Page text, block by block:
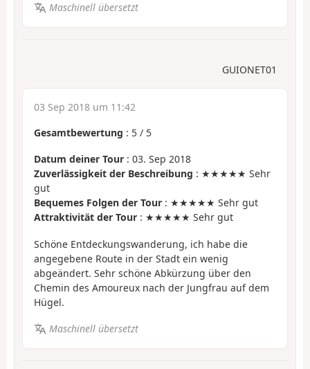
Maschinell übersetzt
GUIONET01
03 Sep 2018 um 11:42
Gesamtbewertung : 5 / 5
Datum deiner Tour : 03. Sep 2018
Zuverlässigkeit der Beschreibung : ★★★★★ Sehr
gut
Bequemes Folgen der Tour : ★★★★★ Sehr gut
Attraktivität der Tour : ★★★★★ Sehr gut
Schöne Entdeckungswanderung, ich habe die
angegebene Route in der Stadt ein wenig
abgeändert. Sehr schöne Abkürzung über den
Chemin des Amoureux nach der Jungfrau auf dem
Hügel.
Maschinell übersetzt